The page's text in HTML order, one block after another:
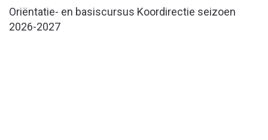
Oriëntatie- en basiscursus Koordirectie seizoen
2026-2027